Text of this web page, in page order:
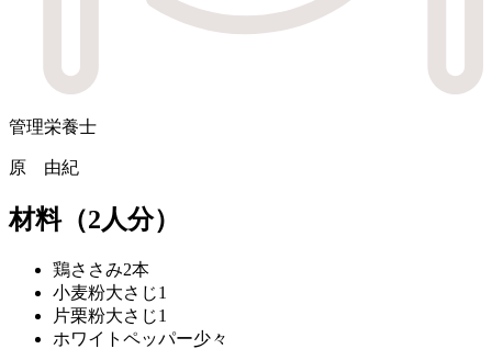
管理栄養士
原 由紀
材料（2人分）
鶏ささみ2本
小麦粉大さじ1
片栗粉大さじ1
ホワイトペッパー少々